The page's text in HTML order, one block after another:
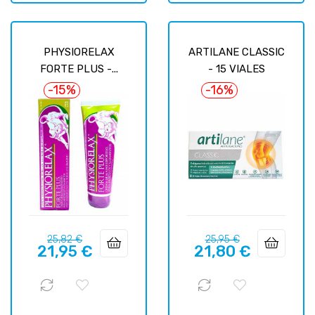
PHYSIORELAX
FORTE PLUS -...
-15%
Precio
regular
25,82 €Precio
21,95 €
ARTILANE CLASSIC
- 15 VIALES
-16%
Precio
regular
25,95 €Precio
21,80 €